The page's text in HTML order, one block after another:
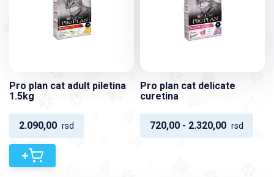
Pro plan cat adult piletina
1.5kg
2.090,00 rsd
+
Pro plan cat delicate
curetina
720,00 - 2.320,00 rsd